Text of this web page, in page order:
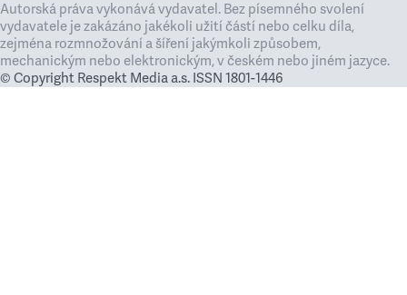
Autorská práva vykonává vydavatel. Bez písemného svolení
vydavatele je zakázáno jakékoli užití částí nebo celku díla,
zejména rozmnožování a šíření jakýmkoli způsobem,
mechanickým nebo elektronickým, v českém nebo jiném jazyce.
© Copyright Respekt Media a.s. ISSN 1801-1446